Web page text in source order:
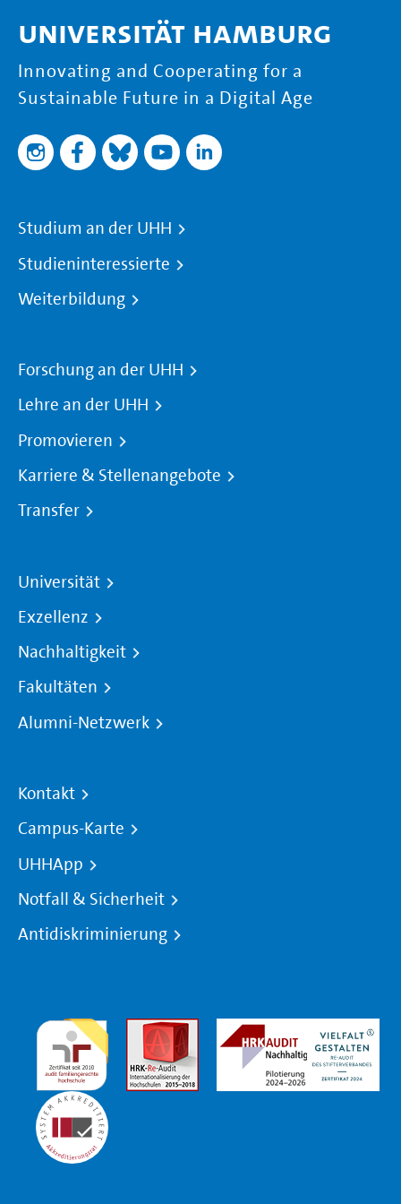
Universität Hamburg
Innovating and Cooperating for a
Sustainable Future in a Digital Age
Studium an der UHH
Studieninteressierte
Weiterbildung
Forschung an der UHH
Lehre an der UHH
Promovieren
Karriere & Stellenangebote
Transfer
Universität
Exzellenz
Nachhaltigkeit
Fakultäten
Alumni-Netzwerk
Kontakt
Campus-Karte
UHHApp
Notfall & Sicherheit
Antidiskriminierung